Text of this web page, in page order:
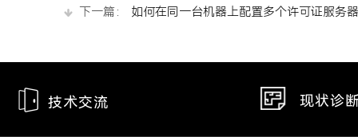
下一篇：
如何在同一台机器上配置多个许可证服务器
现状诊
技术交流